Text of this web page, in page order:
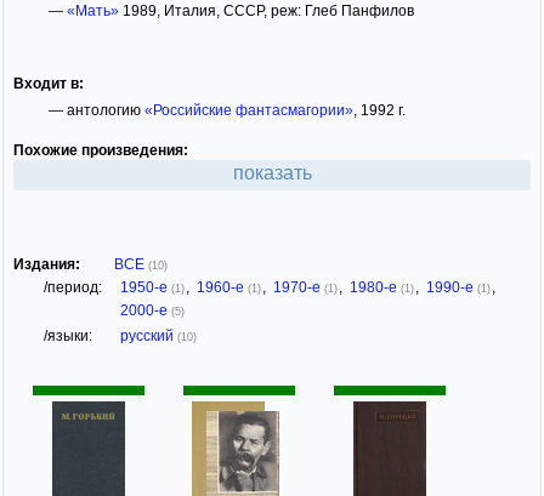
— «Мать»1989, Италия, СССР, реж: Глеб Панфилов
Входит в:
— антологию «Российские фантасмагории», 1992 г.
Похожие произведения:
показать
Издания: ВСЕ (10)
/период: 1950-е (1) , 1960-е (1) , 1970-е (1) , 1980-е (1) , 1990-е (1) ,
2000-е (5)
/языки: русский (10)